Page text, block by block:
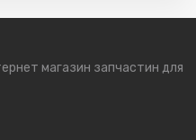
магазин запчастин для